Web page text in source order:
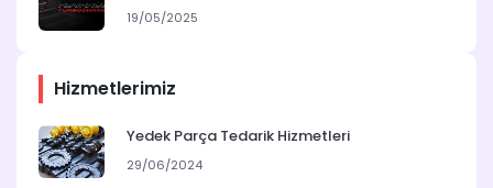
19/05/2025
Hizmetlerimiz
Yedek Parça Tedarik Hizmetleri
29/06/2024